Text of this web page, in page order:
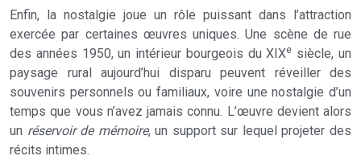
Enfin, la nostalgie joue un rôle puissant dans l’attraction
exercée par certaines œuvres uniques. Une scène de rue
des années 1950, un intérieur bourgeois du XIXe siècle, un
paysage rural aujourd’hui disparu peuvent réveiller des
souvenirs personnels ou familiaux, voire une nostalgie d’un
temps que vous n’avez jamais connu. L’œuvre devient alors
un réservoir de mémoire, un support sur lequel projeter des
récits intimes.